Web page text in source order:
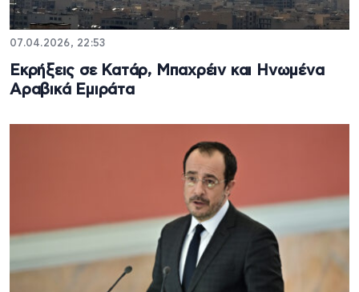
07.04.2026, 22:53
Εκρήξεις σε Κατάρ, Μπαχρέιν και Ηνωμένα
Αραβικά Εμιράτα